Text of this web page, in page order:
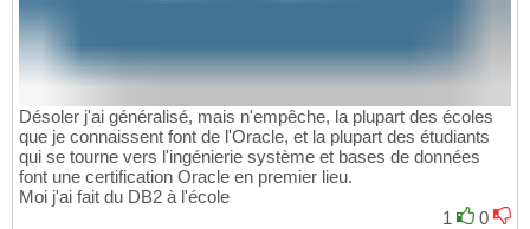
Désoler j'ai généralisé, mais n'empêche, la plupart des écoles
que je connaissent font de l'Oracle, et la plupart des étudiants
qui se tourne vers l'ingénierie système et bases de données
font une certification Oracle en premier lieu.
Moi j'ai fait du DB2 à l'école
1
0